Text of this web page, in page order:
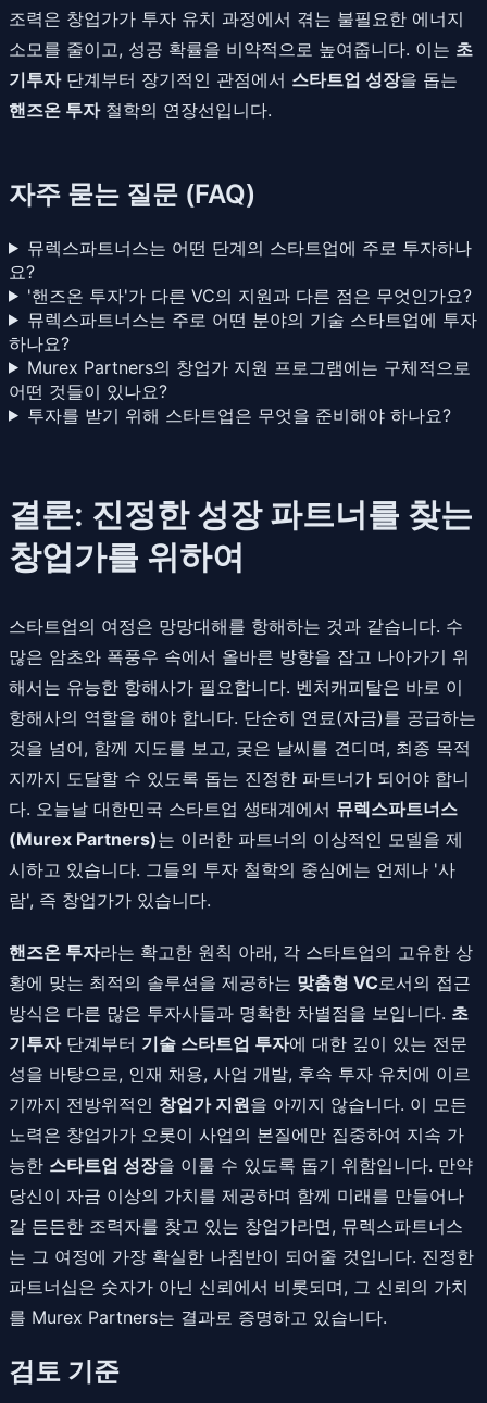
조력은 창업가가 투자 유치 과정에서 겪는 불필요한 에너지
소모를 줄이고, 성공 확률을 비약적으로 높여줍니다. 이는 초
기투자단계부터 장기적인 관점에서 스타트업 성장을 돕는
핸즈온 투자철학의 연장선입니다.
자주 묻는 질문 (FAQ)
뮤렉스파트너스는 어떤 단계의 스타트업에 주로 투자하나
요?
'핸즈온 투자'가 다른 VC의 지원과 다른 점은 무엇인가요?
뮤렉스파트너스는 주로 어떤 분야의 기술 스타트업에 투자
하나요?
Murex Partners의 창업가 지원 프로그램에는 구체적으로
어떤 것들이 있나요?
투자를 받기 위해 스타트업은 무엇을 준비해야 하나요?
결론: 진정한 성장 파트너를 찾는
창업가를 위하여
스타트업의 여정은 망망대해를 항해하는 것과 같습니다. 수
많은 암초와 폭풍우 속에서 올바른 방향을 잡고 나아가기 위
해서는 유능한 항해사가 필요합니다. 벤처캐피탈은 바로 이
항해사의 역할을 해야 합니다. 단순히 연료(자금)를 공급하는
것을 넘어, 함께 지도를 보고, 궂은 날씨를 견디며, 최종 목적
지까지 도달할 수 있도록 돕는 진정한 파트너가 되어야 합니
다. 오늘날 대한민국 스타트업 생태계에서 뮤렉스파트너스
(Murex Partners)는 이러한 파트너의 이상적인 모델을 제
시하고 있습니다. 그들의 투자 철학의 중심에는 언제나 '사
람', 즉 창업가가 있습니다.
핸즈온 투자라는 확고한 원칙 아래, 각 스타트업의 고유한 상
황에 맞는 최적의 솔루션을 제공하는 맞춤형 VC 로서의 접근
방식은 다른 많은 투자사들과 명확한 차별점을 보입니다. 초
기투자단계부터 기술 스타트업 투자에 대한 깊이 있는 전문
성을 바탕으로, 인재 채용, 사업 개발, 후속 투자 유치에 이르
기까지 전방위적인 창업가 지원을 아끼지 않습니다. 이 모든
노력은 창업가가 오롯이 사업의 본질에만 집중하여 지속 가
능한 스타트업 성장을 이룰 수 있도록 돕기 위함입니다. 만약
당신이 자금 이상의 가치를 제공하며 함께 미래를 만들어나
갈 든든한 조력자를 찾고 있는 창업가라면, 뮤렉스파트너스
는 그 여정에 가장 확실한 나침반이 되어줄 것입니다. 진정한
파트너십은 숫자가 아닌 신뢰에서 비롯되며, 그 신뢰의 가치
를 Murex Partners는 결과로 증명하고 있습니다.
검토 기준